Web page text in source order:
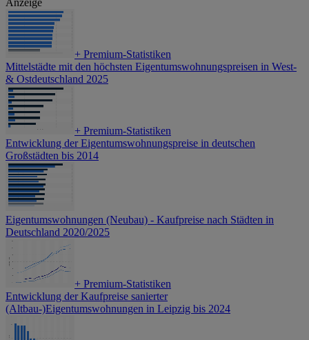
Anzeige
+ Premium-Statistiken
Mittelstädte mit den höchsten Eigentumswohnungspreisen in West-
& Ostdeutschland 2025
+ Premium-Statistiken
Entwicklung der Eigentumswohnungspreise in deutschen
Großstädten bis 2014
Eigentumswohnungen (Neubau) - Kaufpreise nach Städten in
Deutschland 2020/2025
+ Premium-Statistiken
Entwicklung der Kaufpreise sanierter
(Altbau-)Eigentumswohnungen in Leipzig bis 2024